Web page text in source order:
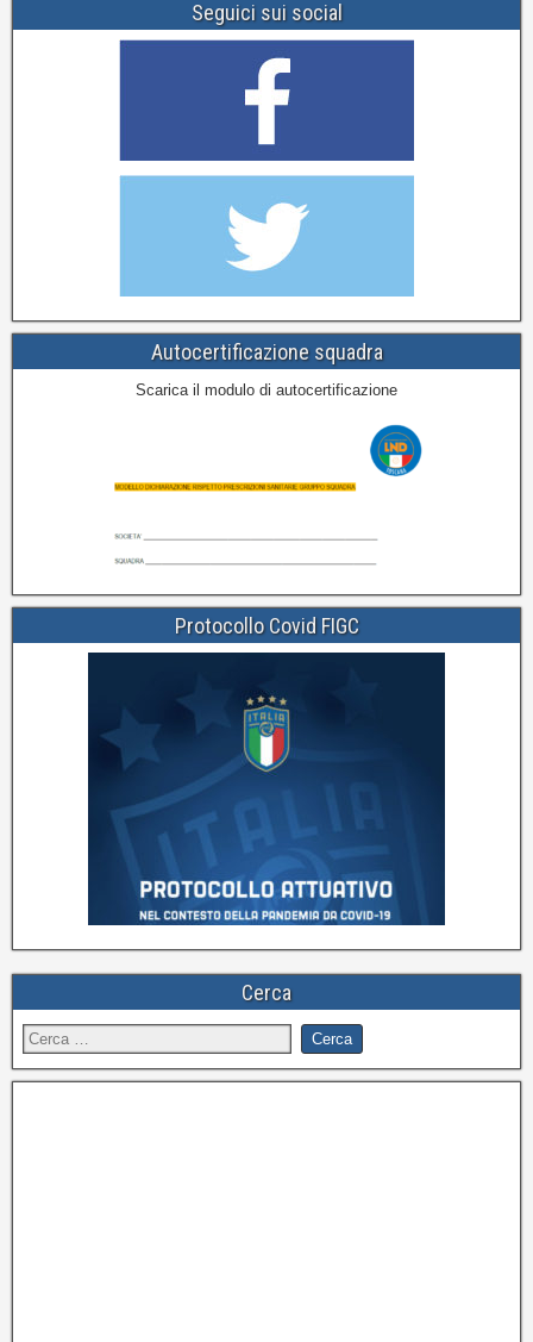
Seguici sui social
Autocertificazione squadra
Scarica il modulo di autocertificazione
Protocollo Covid FIGC
Cerca